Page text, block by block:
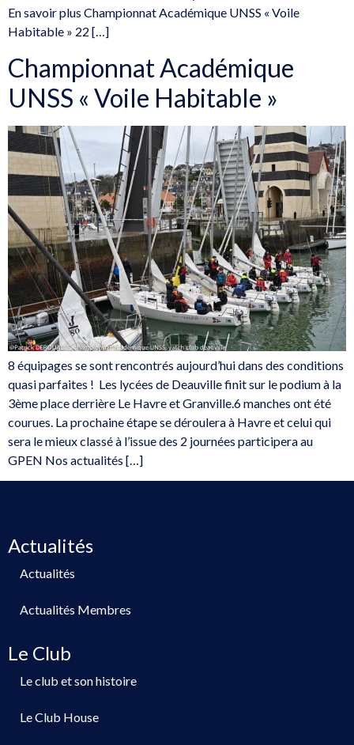
En savoir plus Championnat Académique UNSS « Voile
Habitable » 22 […]
Championnat Académique
UNSS « Voile Habitable »
8 équipages se sont rencontrés aujourd’hui dans des conditions
quasi parfaites ! Les lycées de Deauville finit sur le podium à la
3ème place derrière Le Havre et Granville.6 manches ont été
courues. La prochaine étape se déroulera à Havre et celui qui
sera le mieux classé à l’issue des 2 journées participera au
GPEN Nos actualités […]
Actualités
Actualités
Actualités Membres
Le Club
Le club et son histoire
Le Club House